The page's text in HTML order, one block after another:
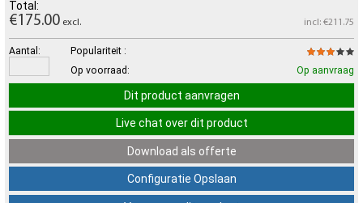
Total:
€175.00 excl. incl: €211.75
Aantal:
Populariteit :
Op voorraad:
Op aanvraag
Dit product aanvragen
Live chat over dit product
Download als offerte
Configuratie Opslaan